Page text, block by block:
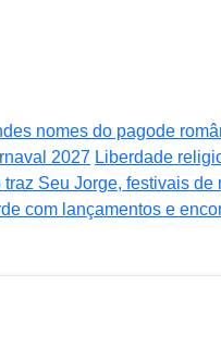
nomes do pagode
2027 Liberdade
Seu Jorge, festivais de
com lançamentos e